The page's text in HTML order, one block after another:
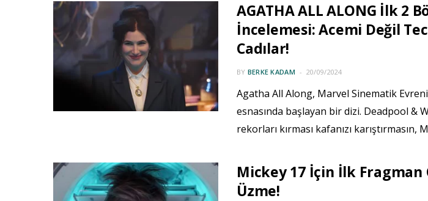
AGATHA ALL ALONG İlk 2
İncelemesi: Acemi Değil
Cadılar!
BY BERKE KADAM 20/09/2024
Agatha All Along, Marvel Sinematik
esnasında başlayan bir dizi. Deadpool &
rekorları kırması kafanızı karıştırmasın,
Mickey 17 İçin İlk
Üzme!